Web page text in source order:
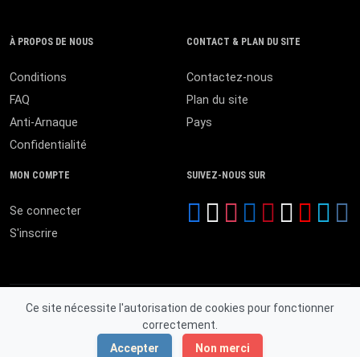
Ce site nécessite l'autorisation de cookies pour fonctionner
correctement.
Accepter
Non merci
À PROPOS DE NOUS
Conditions
FAQ
Anti-Arnaque
Confidentialité
CONTACT & PLAN DU SITE
Contactez-nous
Plan du site
Pays
MON COMPTE
Se connecter
S'inscrire
SUIVEZ-NOUS SUR
© 2026 MALI ANNONCES. Tous droits réservés.